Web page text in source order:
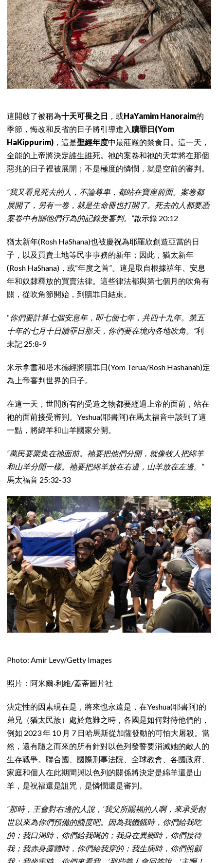
這開啟了被稱為十天可畏之日 ，或HaYamim Hanoraim的
季節，悔改和反省的日子將引導進入 贖罪日(Yom
HaKippurim) ，這是聖經年度中最莊嚴的禁食日。這一天，
全能的上帝將決定誰生誰死。祂的案卷和祂的天堂將在那個
惡兆的日子裡被展開；不是極度的憐憫，就是空前的審判。
“我又看見死去的人，不論尊卑，都站在寶座前面。案卷都
展開了，另有一卷，就是生命冊也打開了。死去的人都要憑
案卷中有關他們行為的記錄受審判。”啟示錄 20:12
猶太新年(Rosh HaShana)也被慶祝為耶羅欣創造亞當的日
子，以及買賣土地等民事事務的新年；因此，猶太新年
(Rosh HaShana)，或“年度之首”。這是取自根據禧年、安息
年和奴隸釋放的買賣法律。這些律法都與第七個月的吹角有
關，從吹角節開始，到贖罪日結束。
“你們要計算七個安息年，即七個七年，共四十九年。第五
十年的七月十日贖罪日那天，你們要在境內各地吹角。”利
未記 25:8-9
米示拿書和塔木德經將贖罪日(Yom Terua/Rosh Hashanah)定
為上帝審判世界的日子。
在這一天，世間所有的受造之物都要經過上帝的面前，站在
祂的面前接受審判。Yeshua(耶書阿)在馬太福音中談到了這
一點，將綿羊和山羊國家分開。
“萬民要聚集在祂面前。祂要把他們分開，就像牧人把綿羊
和山羊分開一樣。祂要把綿羊放在右邊，山羊放在左邊。”
馬太福音 25:32-33
Photo: Amir Levy/Getty Images
照片：阿米爾·利維/蓋蒂圖片社
決定性的因素現在是，將來也永遠是，在Yeshua(耶書阿)的
弟兄（猶太民族）處於危難之時，各國是如何對待他們的，
例如 2023 年 10 月 7 日哈馬斯從加薩發動的可怕大屠殺。當
然，還有隨之而來的所有針對以色列發誓要消滅她的敵人的
生存戰爭。聯合國、國際刑事法院、全球教會、各國政府、
家庭和個人在此期間與以色列的關係將決定是綿羊還是山
羊，是祝福還是詛咒，是憐憫還是審判。
“那時，王會對右邊的人說，‘我父所賜福的人啊，來承受創
世以來為你們預備的國度吧。因為我饑餓時，你們給我吃
的；我口渴時，你們給我喝的；我身在異鄉時，你們接待
我；我赤身露體時，你們給我穿的；我生病時，你們照顧